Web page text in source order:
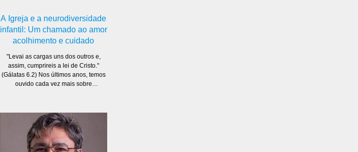
A Igreja e a neurodiversidade
infantil: Um chamado ao amor
acolhimento e cuidado
"Levai as cargas uns dos outros e,
assim, cumprireis a lei de Cristo."
(Gálatas 6.2) Nos últimos anos, temos
ouvido cada vez mais sobre
e outras condições do
neurodesenvolvimento passaram a
fazer parte da realidade de muitas
famílias cristãs. Entretanto, para muitos